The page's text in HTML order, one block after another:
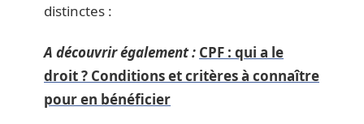
distinctes :
A découvrir également : CPF : qui a le
droit ? Conditions et critères à connaître
pour en bénéficier